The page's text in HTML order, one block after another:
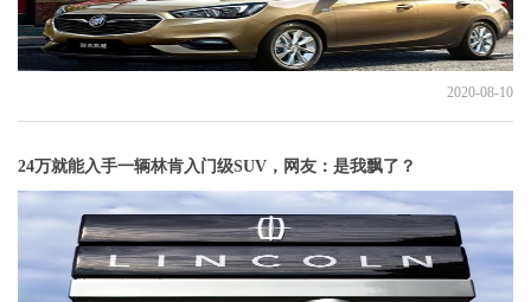
2020-08-10
24万就能入手一辆林肯入门级SUV，网友：是我飘了？